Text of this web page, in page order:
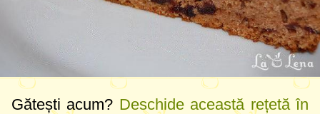
Gătești acum? Deschide această rețetă în